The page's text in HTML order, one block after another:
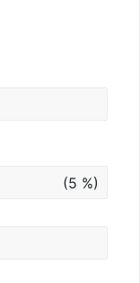
(5 %)